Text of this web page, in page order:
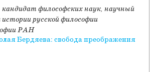
публикуется первый
блаж. Августина «О Символе веры к
язык, сопровожденный
и критическим комментарием
кандидат философских наук, научный
русской философии
РАН
Бердяева: свобода преображения